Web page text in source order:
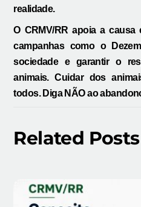
realidade.
O CRMV/RR apoia a
campanhas como o
sociedade e garantir o
animais. Cuidar dos
todos. Diga NÃO ao
Related Posts